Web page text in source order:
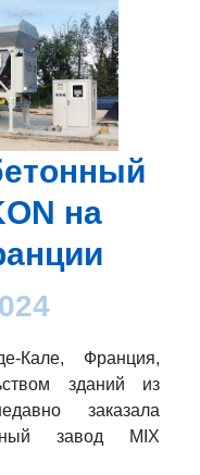
на
Кале, Франция,
зданий из
заказала
завод MIX